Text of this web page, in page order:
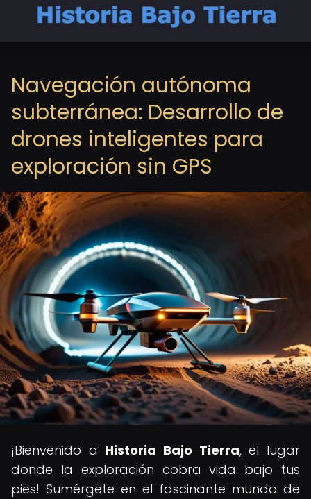
Navegación autónoma
subterránea: Desarrollo de
drones inteligentes para
exploración sin GPS
¡Bienvenido a Historia Bajo Tierra, el lugar
donde la exploración cobra vida bajo tus
pies! Sumérgete en el fascinante mundo de